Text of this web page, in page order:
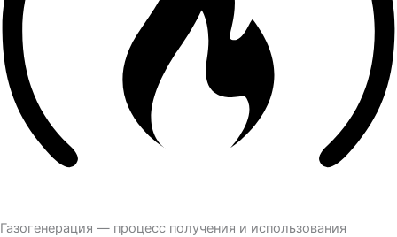
Газогенерация — процесс получения и использования